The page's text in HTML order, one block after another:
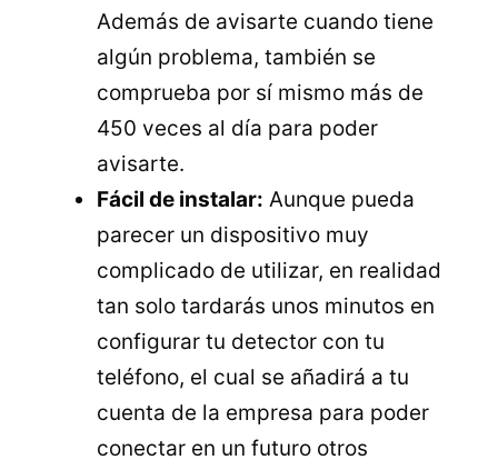
Además de avisarte cuando tiene
algún problema, también se
comprueba por sí mismo más de
450 veces al día para poder
avisarte.
Fácil de instalar: Aunque pueda
parecer un dispositivo muy
complicado de utilizar, en realidad
tan solo tardarás unos minutos en
configurar tu detector con tu
teléfono, el cual se añadirá a tu
cuenta de la empresa para poder
conectar en un futuro otros